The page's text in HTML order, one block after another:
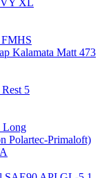
XL
FMHS
Kalamata Matt 473
5
Long
Polartec-Primaloft)